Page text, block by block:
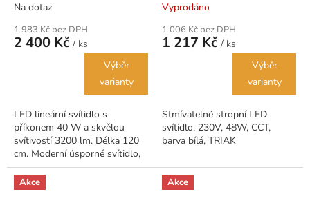
Na dotaz
1 983 Kč bez DPH
2 400 Kč / ks
Výběr
varianty
LED lineární svítidlo s
příkonem 40 W a skvělou
svítivostí 3200 lm. Délka 120
cm. Moderní úsporné svítidlo,
veškeré příslušenství k
upevnění panelu je součástí
balení.
Vyprodáno
1 006 Kč bez DPH
1 217 Kč / ks
Výběr
varianty
Stmívatelné stropní LED
svítidlo, 230V, 48W, CCT,
barva bílá, TRIAK
Akce Akce